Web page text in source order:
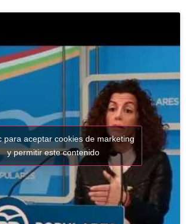
para aceptar cookies de marketing
y permitir este contenido